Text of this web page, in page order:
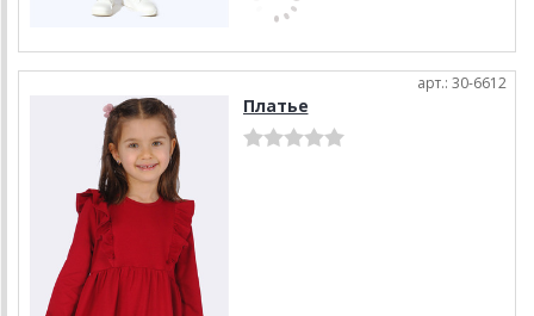
арт.: 30-6612
Платье